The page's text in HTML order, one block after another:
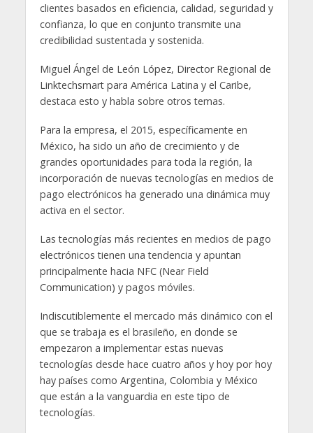
clientes basados en eficiencia, calidad, seguridad y
confianza, lo que en conjunto transmite una
credibilidad sustentada y sostenida.
Miguel Ángel de León López, Director Regional de
Linktechsmart para América Latina y el Caribe,
destaca esto y habla sobre otros temas.
Para la empresa, el 2015, específicamente en
México, ha sido un año de crecimiento y de
grandes oportunidades para toda la región, la
incorporación de nuevas tecnologías en medios de
pago electrónicos ha generado una dinámica muy
activa en el sector.
Las tecnologías más recientes en medios de pago
electrónicos tienen una tendencia y apuntan
principalmente hacia NFC (Near Field
Communication) y pagos móviles.
Indiscutiblemente el mercado más dinámico con el
que se trabaja es el brasileño, en donde se
empezaron a implementar estas nuevas
tecnologías desde hace cuatro años y hoy por hoy
hay países como Argentina, Colombia y México
que están a la vanguardia en este tipo de
tecnologías.